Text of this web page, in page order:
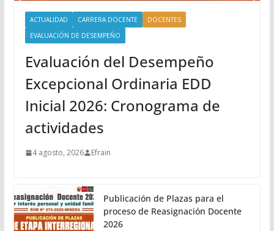
ACTUALIDAD CARRERA DOCENTE
DOCENTES
EVALUACIÓN DE DESEMPEÑO
Evaluación del Desempeño
Excepcional Ordinaria EDD
Inicial 2026: Cronograma de
actividades
4 agosto, 2026 Efrain
Publicación de Plazas para el
proceso de Reasignación Docente
2026